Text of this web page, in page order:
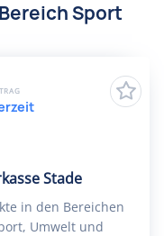
Sport
Stade
in den Bereichen
Umwelt und